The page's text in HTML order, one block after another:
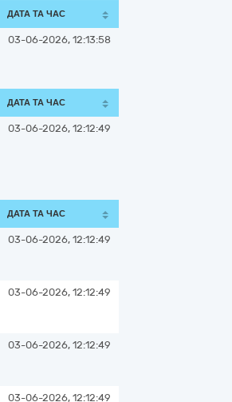
ДАТА ТА ЧАС
03-06-2026, 12:13:58
ДАТА ТА ЧАС
03-06-2026, 12:12:49
ДАТА ТА ЧАС
03-06-2026, 12:12:49
03-06-2026, 12:12:49
03-06-2026, 12:12:49
03-06-2026, 12:12:49